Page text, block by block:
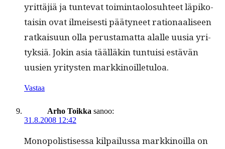
yrit­täjiä ja tun­te­vat toim­intaolo­suh­teet läpiko­
taisin ovat ilmeis­es­ti pää­tyneet ratio­naaliseen
ratkaisu­un olla perus­ta­mat­ta alalle uusia yri­
tyk­siä. Jokin asia tääl­läkin tun­tu­isi estävän
uusien yri­tys­ten markkinoilletuloa.
Vastaa
Arho Toikka sanoo:
31.8.2008 12:42
Monop­o­lis­tises­sa kil­pailus­sa markki­noil­la on